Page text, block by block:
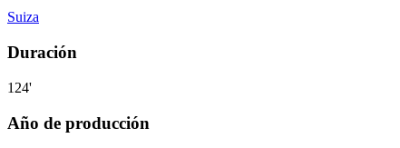
Suiza
Duración
124'
Año de producción